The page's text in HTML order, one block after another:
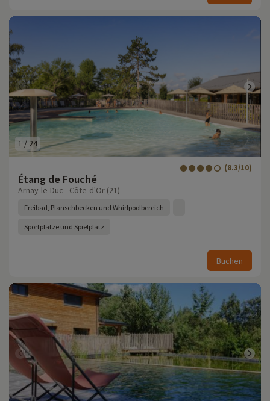
1 / 24
Étang de Fouché
(8.3/10)
Arnay-le-Duc - Côte-d'Or (21)
Freibad, Planschbecken und Whirlpoolbereich
Sportplätze und Spielplatz
Buchen